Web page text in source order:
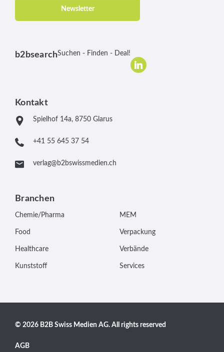
Newsletter
b2bsearchSuchen - Finden - Deal!
Kontakt
Spielhof 14a, 8750 Glarus
+41 55 645 37 54
verlag@b2bswissmedien.ch
Branchen
Chemie/Pharma
Food
Healthcare
Kunststoff
MEM
Verpackung
Verbände
Services
© 2026 B2B Swiss Medien AG. All rights reserved
AGB